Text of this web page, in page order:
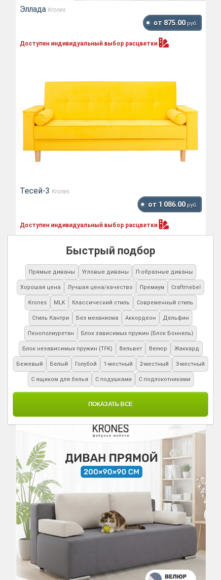
Эллада Krones
от 875.00 руб.
Доступен индивидуальный выбор расцветки
Тесей-3 Krones
от 1 086.00 руб.
Доступен индивидуальный выбор расцветки
Быстрый подбор
Прямые диваны Угловые диваны П-образные диваны
Хорошая цена Лучшая цена/качество Премиум Craftmebel
Krones MLK Классический стиль Современный стиль
Стиль Кантри Без механизма Аккордеон Дельфин
Пенополиуретан Блок зависимых пружин (Блок Боннель)
Блок независимых пружин (TFK) Вельвет Велюр Жаккард
Бежевый Белый Голубой 1-местный 2-местный 3-местный
С ящиком для белья С подушками С подлокотниками
ПОКАЗАТЬ ВСЕ